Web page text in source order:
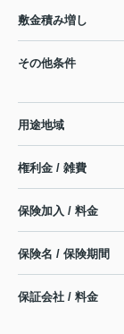
敷金積み増し
その他条件
用途地域
権利金 / 雑費
保険加入 / 料金
保険名 / 保険期間
保証会社 / 料金